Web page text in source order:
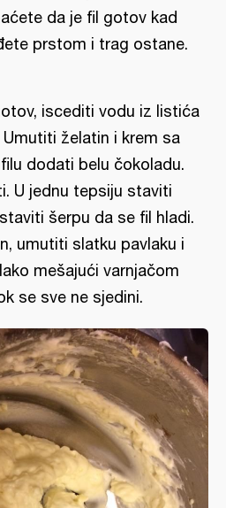
da je fil gotov kad
prstom i trag ostane.
iscediti vodu iz listića
želatin i krem sa
dodati belu čokoladu.
U jednu tepsiju staviti
šerpu da se fil hladi.
umutiti slatku pavlaku i
mešajući varnjačom
se sve ne sjedini.